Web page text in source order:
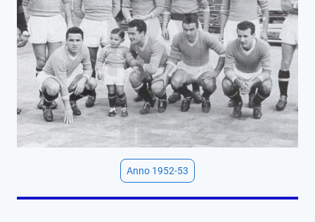
Anno 1952-53